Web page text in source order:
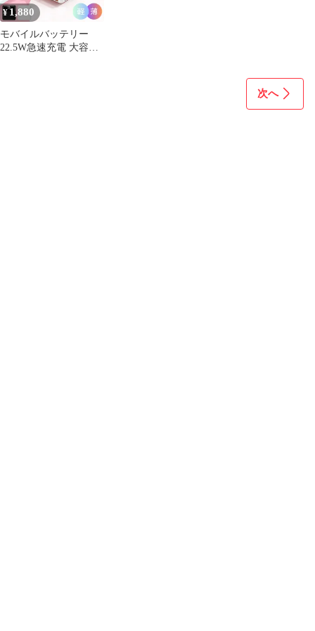
¥1,880
モバイルバッテリー
22.5W急速充電 大容量
次へ